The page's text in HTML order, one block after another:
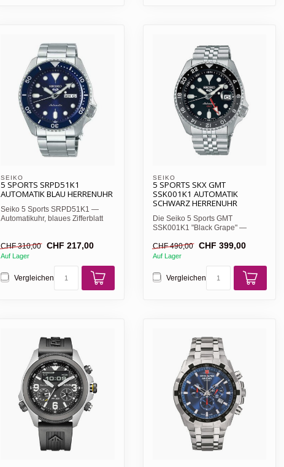
SEIKO
5 SPORTS SRPD51K1
AUTOMATIK BLAU HERRENUHR
Seiko 5 Sports SRPD51K1 —
Automatikuhr, blaues Zifferblatt
CHF 310,00 CHF 217,00
Auf Lager
Vergleichen
SEIKO
5 SPORTS SKX GMT
SSK001K1 AUTOMATIK
SCHWARZ HERRENUHR
Die Seiko 5 Sports GMT
SSK001K1 "Black Grape" —
Funk...
CHF 490,00 CHF 399,00
Auf Lager
Vergleichen